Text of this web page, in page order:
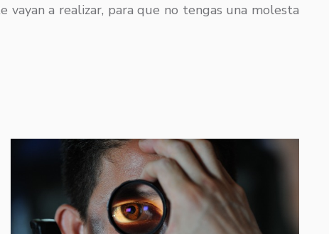
a realizar, para que no tengas una molesta